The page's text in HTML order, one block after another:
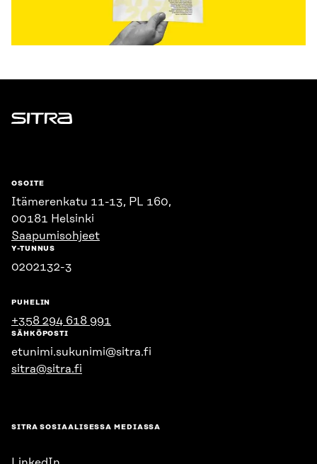
Sitra
OSOITE
Itämerenkatu 11-13, PL 160,
00181 Helsinki
Saapumisohjeet
Y-TUNNUS
0202132-3
PUHELIN
+358 294 618 991
SÄHKÖPOSTI
etunimi.sukunimi@sitra.fi
sitra@sitra.fi
SITRA SOSIAALISESSA MEDIASSA